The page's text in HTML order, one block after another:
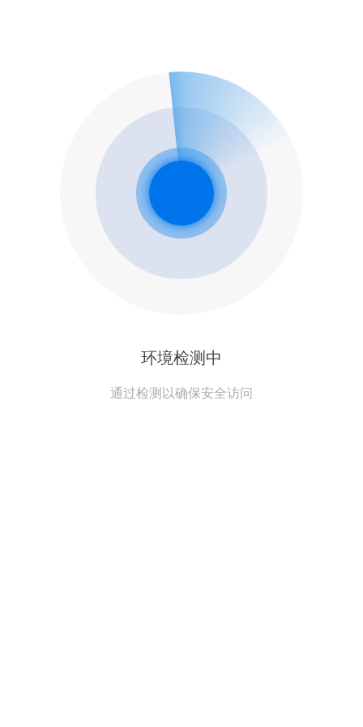
环境检测中
通过检测以确保安全访问